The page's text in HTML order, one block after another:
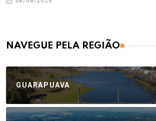
NAVEGUE PELA REGIÃO
GUARAPUAVA